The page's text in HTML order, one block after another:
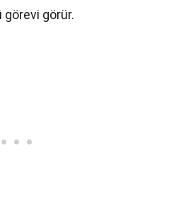
görevi görür.